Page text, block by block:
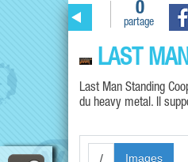
0
partage
LAST
Last Man Standing
du heavy metal. Il